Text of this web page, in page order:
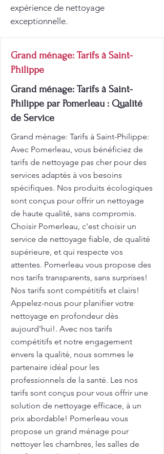
expérience de nettoyage
exceptionnelle.
Grand ménage: Tarifs à Saint-
Philippe
Grand ménage: Tarifs à Saint-
Philippe par Pomerleau : Qualité
de Service
Grand ménage: Tarifs à Saint-Philippe:
Avec Pomerleau, vous bénéficiez de
tarifs de nettoyage pas cher pour des
services adaptés à vos besoins
spécifiques. Nos produits écologiques
sont conçus pour offrir un nettoyage
de haute qualité, sans compromis.
Choisir Pomerleau, c'est choisir un
service de nettoyage fiable, de qualité
supérieure, et qui respecte vos
attentes. Pomerleau vous propose des
nos tarifs transparents, sans surprises!
Nos tarifs sont compétitifs et clairs!
Appelez-nous pour planifier votre
nettoyage en profondeur dès
aujourd'hui!. Avec nos tarifs
compétitifs et notre engagement
envers la qualité, nous sommes le
partenaire idéal pour les
professionnels de la santé. Les nos
tarifs sont conçus pour vous offrir une
solution de nettoyage efficace, à un
prix abordable! Pomerleau vous
propose un grand ménage pour
nettoyer les chambres, les salles de